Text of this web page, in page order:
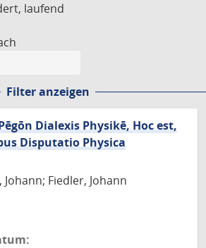
laufend
Filter anzeigen
Dialexis Physikē, Hoc est,
Disputatio Physica
Johann; Fiedler, Johann